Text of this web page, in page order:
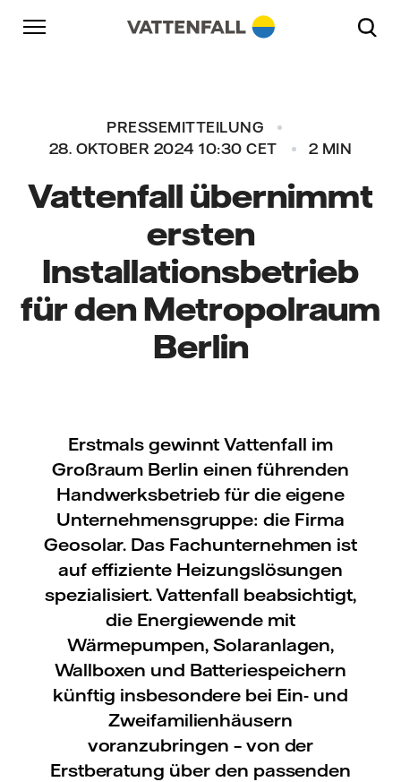
Überspringen
Zurück zur Hauptnavigation
Gehe zur Fußzeile
PRESSEMITTEILUNG
28. OKTOBER 2024 10:30 CET
2 MIN
Vattenfall übernimmt
ersten
Installationsbetrieb
für den Metropolraum
Berlin
Erstmals gewinnt Vattenfall im
Großraum Berlin einen führenden
Handwerksbetrieb für die eigene
Unternehmensgruppe: die Firma
Geosolar. Das Fachunternehmen ist
auf effiziente Heizungslösungen
spezialisiert. Vattenfall beabsichtigt,
die Energiewende mit
Wärmepumpen, Solaranlagen,
Wallboxen und Batteriespeichern
künftig insbesondere bei Ein- und
Zweifamilienhäusern
voranzubringen – von der
Erstberatung über den passenden
Zurück zur Hauptnavigation